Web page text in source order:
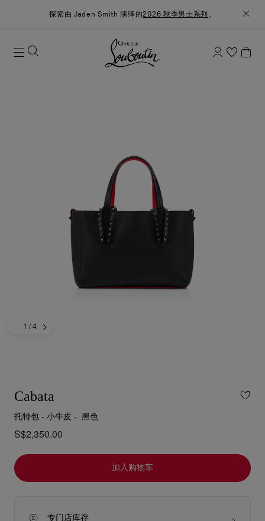
探索由 Jaden Smith 演绎的2026 秋季男士系列 。
1 / 4
Cabata
托特包 - 小牛皮 - 黑色
S$2,350.00
加入购物车
专门店库存